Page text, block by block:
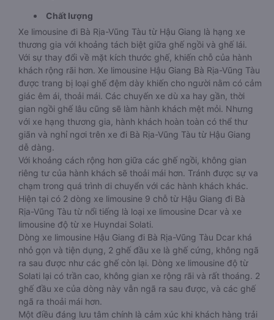
Chất lượng
Xe limousine đi Bà Rịa-Vũng Tàu từ Hậu Giang là hạng xe
thương gia với khoảng tách biệt giữa ghế ngồi và ghế lái.
Với sự thay đổi về mặt kích thước ghế, khiến chỗ của hành
khách rộng rãi hơn. Xe limousine Hậu Giang Bà Rịa-Vũng Tàu
được trang bị loại ghế đệm dày khiến cho người nằm có cảm
giác êm ái, thoải mái. Các chuyến xe dù xa hay gần, thời
gian ngồi ghế lâu cũng sẽ làm hành khách mệt mỏi. Nhưng
với xe hạng thương gia, hành khách hoàn toàn có thể thư
giãn và nghỉ ngơi trên xe đi Bà Rịa-Vũng Tàu từ Hậu Giang
dễ dàng.
Với khoảng cách rộng hơn giữa các ghế ngồi, không gian
riêng tư của hành khách sẽ thoải mái hơn. Tránh được sự va
chạm trong quá trình di chuyển với các hành khách khác.
Hiện tại có 2 dòng xe limousine 9 chỗ từ Hậu Giang đi Bà
Rịa-Vũng Tàu từ nổi tiếng là loại xe limousine Dcar và xe
limousine độ từ xe Huyndai Solati.
Dòng xe limousine Hậu Giang đi Bà Rịa-Vũng Tàu Dcar khá
nhỏ gọn và tiện dụng, 2 ghế đầu xe là ghế cứng, không ngã
ra sau được như các ghế còn lại. Dòng xe limousine độ từ
Solati lại có trần cao, không gian xe rộng rãi và rất thoáng. 2
ghế đầu xe của dòng này vẫn ngã ra sau được, và các ghế
ngã ra thoải mái hơn.
Một điều đáng lưu tâm chính là cảm xúc khi khách hàng trải